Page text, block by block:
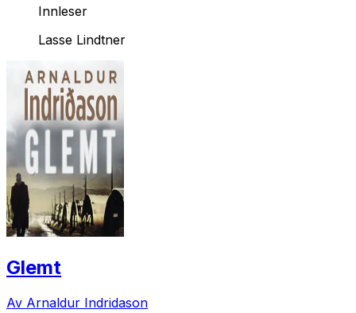
Innleser
Lasse Lindtner
Glemt
Av Arnaldur Indridason